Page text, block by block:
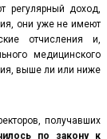
регулярный доход,
они уже не имеют
отчисления и,
медицинского
выше ли или ниже
получавших
по закону к